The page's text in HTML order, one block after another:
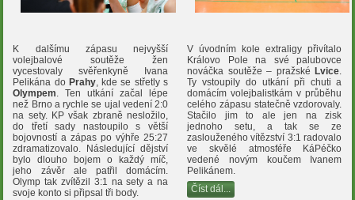
K dalšímu zápasu nejvyšší
volejbalové soutěže žen
vycestovaly svěřenkyně Ivana
Pelikána do Prahy, kde se střetly s
Olympem. Ten utkání začal lépe
než Brno a rychle se ujal vedení 2:0
na sety. KP však zbraně nesložilo,
do třetí sady nastoupilo s větší
bojovností a zápas po výhře 25:27
zdramatizovalo. Následující dějství
bylo dlouho bojem o každý míč,
jeho závěr ale patřil domácím.
Olymp tak zvítězil 3:1 na sety a na
svoje konto si připsal tři body.
V úvodním kole extraligy přivítalo
Královo Pole na své palubovce
nováčka soutěže – pražské Lvice.
Ty vstoupily do utkání při chuti a
domácím volejbalistkám v průběhu
celého zápasu statečně vzdorovaly.
Stačilo jim to ale jen na zisk
jednoho setu, a tak se ze
zaslouženého vítězství 3:1 radovalo
ve skvělé atmosféře KáPéčko
vedené novým koučem Ivanem
Pelikánem.
Číst dál...